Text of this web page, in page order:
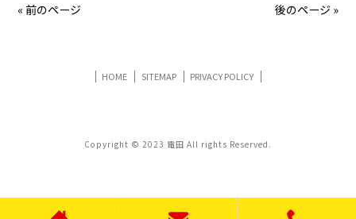
« 前のページ 後のページ »
HOME SITEMAP PRIVACY POLICY
Copyright © 2023 電田 All rights Reserved.